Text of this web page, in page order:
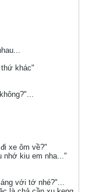
khác"
xe ôm về?"
nhớ kiu em nha..."
với tớ nhé?"...